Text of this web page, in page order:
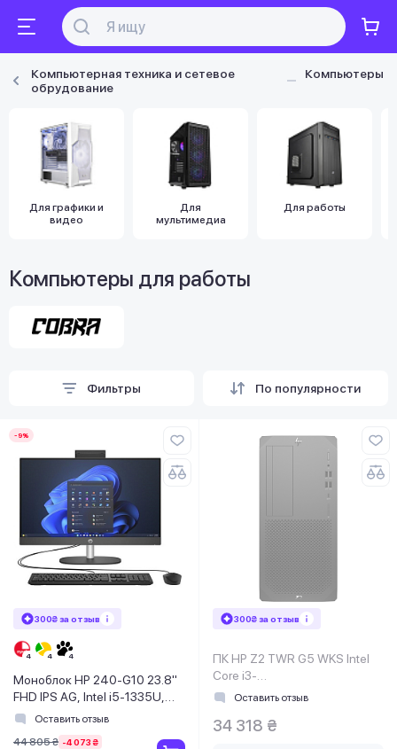
Компьютерная техника и сетевое
обрудование
Компьютеры
Для графики и
видео
Для
мультимедиа
Для работы
Компьютеры для работы
Фильтры По популярности
-9%
300₴ за отзыв
Моноблок HP 240-G10 23.8"
FHD IPS AG, Intel i5-1335U,
8GB, F512GB, UMA, WiFi,
Оставить отзыв
44 805 ₴ -4 073 ₴
300₴ за отзыв
ПК HP Z2 TWR G5 WKS Intel
Core i3-
10320/8GB(2x4GB)DDR4/HDD
Port/K&M/W10P64
Оставить отзыв
34 318 ₴